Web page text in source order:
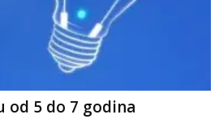
od 5 do 7 godina